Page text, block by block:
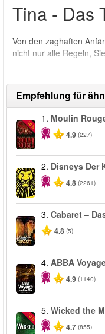
Tina - Das
Von den zaghaften
nicht nur alle Regeln,
Empfehlung für
-50%
1. Moulin
4.9 (227)
2. Disneys Der
4.8 (2261)
3. Cabaret –
4.8 (5)
4. ABBA
4.9 (1140)
-50%
5. Wicked the
4.7 (855)